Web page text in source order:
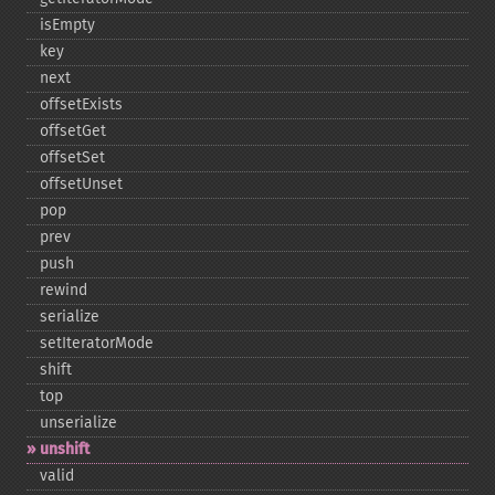
isEmpty
key
next
offsetExists
offsetGet
offsetSet
offsetUnset
pop
prev
push
rewind
serialize
setIteratorMode
shift
top
unserialize
unshift
valid